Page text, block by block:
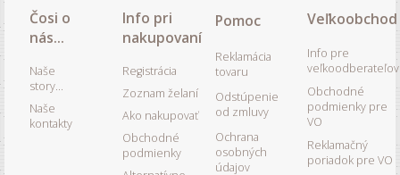
Čosi o
nás...
Naše
story...
Naše
kontakty
Info pri
nakupovaní
Registrácia
Zoznam želaní
Ako nakupovať
Obchodné
podmienky
Pomoc
Reklamácia
tovaru
Odstúpenie
od zmluvy
Ochrana
osobných
údajov
Veľkoobchod
Info pre
veľkoodberateľov
Obchodné
podmienky pre
VO
Reklamačný
poriadok pre VO